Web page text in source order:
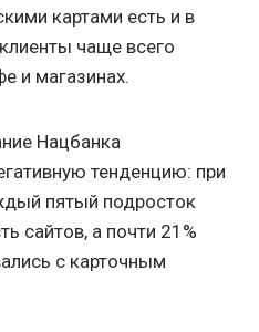
картами есть и в
чаще всего
и магазинах.
Нацбанка
тенденцию: при
пятый подросток
сайтов, а почти 21%
с карточным